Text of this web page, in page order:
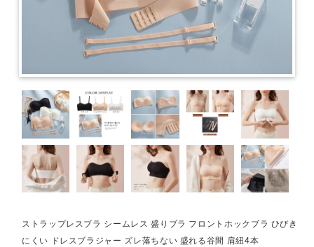
ストラップレスブラ シームレス 盛りブラ フロントホックブラ ひびき
にくい ドレスブラジャー ズレ落ちない 盛れる谷間 肩紐4本